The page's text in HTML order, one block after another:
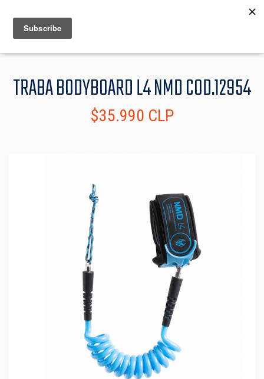
MENU
TRABA BODYBOARD L4 NMD COD.12954
$35.990 CLP